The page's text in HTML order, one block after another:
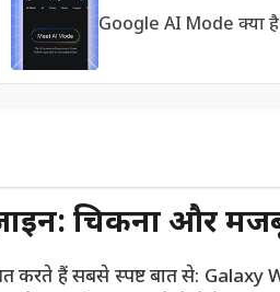
Google AI Mode क्या
चिकना और
करते हैं सबसे स्पष्ट बात से: